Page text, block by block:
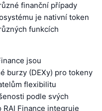
finanční případy
je nativní token
funkcích
jsou
burzy (DEXy) pro tokeny
flexibilitu
podle svých
Finance integruje